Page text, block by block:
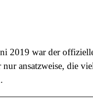
2019 war der
ansatzweise, die